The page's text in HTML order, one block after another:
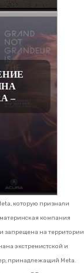
–
которую признали
компания
запрещена на территории
экстремистской и
принадлежащий Meta.